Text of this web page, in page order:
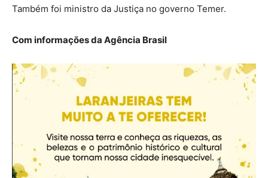
Também foi ministro da Justiça no governo Temer.
Com informações da Agência Brasil